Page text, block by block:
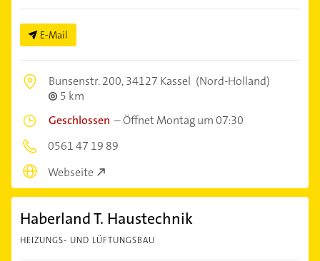
E-Mail
Bunsenstr. 200,34127 Kassel (Nord-Holland)
5 km
Geschlossen –Öffnet Montag um 07:30
0561 47 19 89
Webseite
Haberland T. Haustechnik
HEIZUNGS- UND LÜFTUNGSBAU